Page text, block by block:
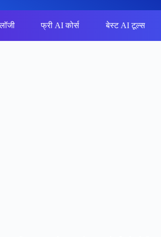
फ्री AI कोर्स बेस्ट AI टूल्स